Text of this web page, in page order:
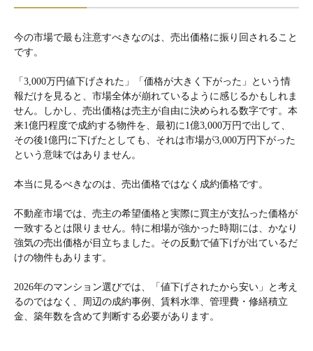
今の市場で最も注意すべきなのは、売出価格に振り回されること
です。
「3,000万円値下げされた」「価格が大きく下がった」という情
報だけを見ると、市場全体が崩れているように感じるかもしれま
せん。しかし、売出価格は売主が自由に決められる数字です。本
来1億円程度で成約する物件を、最初に1億3,000万円で出して、
その後1億円に下げたとしても、それは市場が3,000万円下がった
という意味ではありません。
本当に見るべきなのは、売出価格ではなく成約価格です。
不動産市場では、売主の希望価格と実際に買主が支払った価格が
一致するとは限りません。特に相場が強かった時期には、かなり
強気の売出価格が目立ちました。その反動で値下げが出ているだ
けの物件もあります。
2026年のマンション選びでは、「値下げされたから安い」と考え
るのではなく、周辺の成約事例、賃料水準、管理費・修繕積立
金、築年数を含めて判断する必要があります。